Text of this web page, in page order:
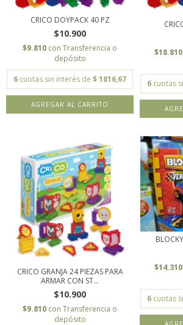
CRICO DOYPACK 40 PZ
$10.900
$9.810 con Transferencia o
depósito
6 cuotas sin interés de $ 1816,67
$18.810
6 cuotas
CRICO GRANJA 24 PIEZAS PARA
ARMAR CON ST...
$10.900
$9.810 con Transferencia o
depósito
$14.310
6 cuotas